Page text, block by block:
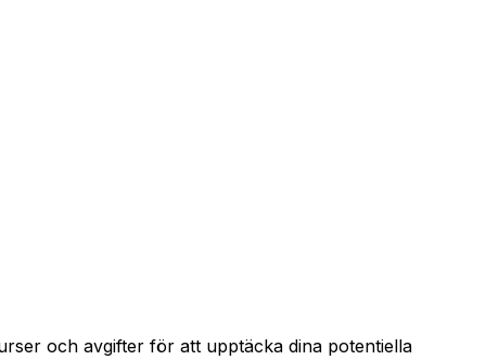
och avgifter för att upptäcka dina potentiella